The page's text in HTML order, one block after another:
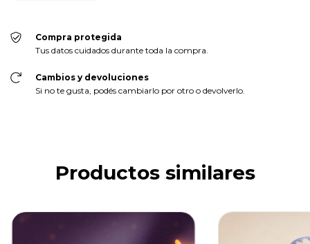
Compra protegida
Tus datos cuidados durante toda la compra.
Cambios y devoluciones
Si no te gusta, podés cambiarlo por otro o devolverlo.
Productos similares